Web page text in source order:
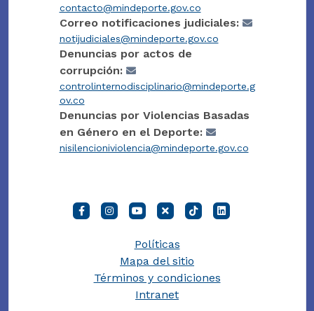
contacto@mindeporte.gov.co
Correo notificaciones judiciales:
notijudiciales@mindeporte.gov.co
Denuncias por actos de
corrupción:
controlinternodisciplinario@mindeporte.g
ov.co
Denuncias por Violencias Basadas
en Género en el Deporte:
nisilencioniviolencia@mindeporte.gov.co
Políticas
Mapa del sitio
Términos y condiciones
Intranet